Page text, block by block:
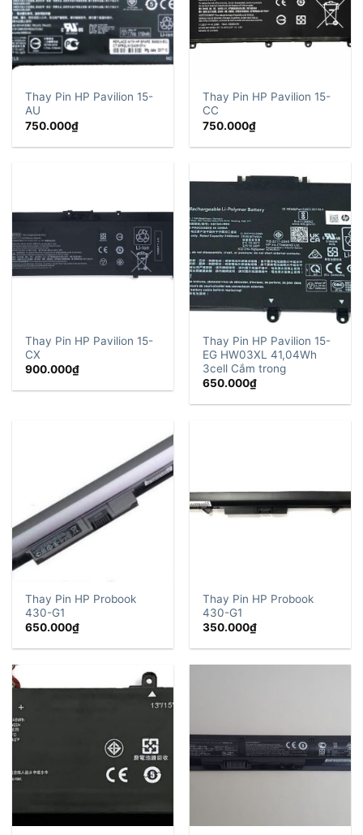
Thay Pin HP Pavilion 15-
AU
750.000₫
Thay Pin HP Pavilion 15-
CC
750.000₫
Thay Pin HP Pavilion 15-
CX
900.000₫
Thay Pin HP Pavilion 15-
EG HW03XL 41,04Wh
3cell Cắm trong
650.000₫
Thay Pin HP Probook
430-G1
650.000₫
Thay Pin HP Probook
430-G1
350.000₫